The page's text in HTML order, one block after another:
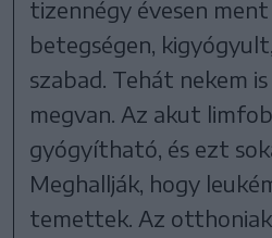
tizennégy évesen
betegségen,
szabad. Tehát nekem
megvan. Az akut
gyógyítható, és ezt
Meghallják, hogy
temettek. Az